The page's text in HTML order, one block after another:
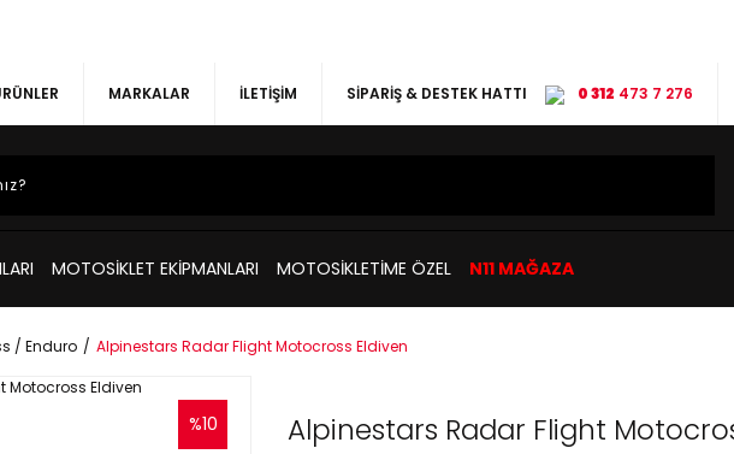
MARKALAR İLETİŞİM SİPARİŞ & DESTEK HATTI 0 312 473 7 276
MOTOSİKLET EKİPMANLARI MOTOSİKLETİME ÖZEL N11 MAĞAZA
/ Enduro Alpinestars Radar Flight Motocross Eldiven
%10 Alpinestars Radar Flight